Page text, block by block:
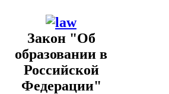
Закон "Об
образовании в
Российской
Федерации"